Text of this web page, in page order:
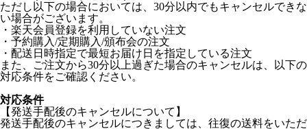
ただし以下の場合においては、30分以内でもキャンセルできな
い場合がございます。
・楽天会員登録を利用していない注文
・予約購入/定期購入/頒布会の注文
・配送日時指定で最短お届け日を指定している注文
また、ご注文から30分以上過ぎた場合のキャンセルは、以下の
対応条件をご確認ください。
対応条件
【発送手配後のキャンセルについて】
発送手配後のキャンセルにつきましては、往復の送料をいただ